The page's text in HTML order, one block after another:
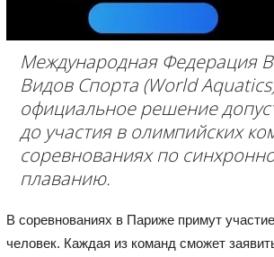
Международная Федерация
Видов Спорта (World
официальное решение
до участия в олимпийских
соревнованиях по
плаванию.
В соревнованиях в Париже примут
человек. Каждая из команд сможет